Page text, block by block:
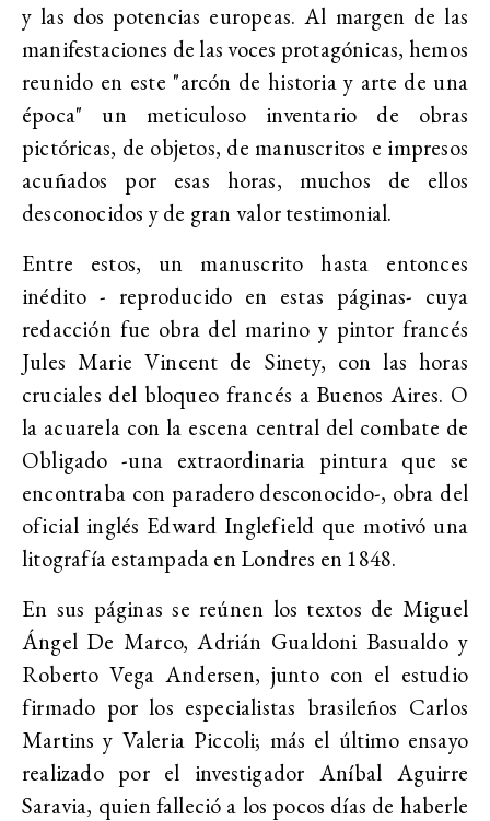
y las dos potencias europeas. Al margen de las
manifestaciones de las voces protagónicas, hemos
reunido en este "arcón de historia y arte de una
época" un meticuloso inventario de obras
pictóricas, de objetos, de manuscritos e impresos
acuñados por esas horas, muchos de ellos
desconocidos y de gran valor testimonial.
Entre estos, un manuscrito hasta entonces
inédito - reproducido en estas páginas- cuya
redacción fue obra del marino y pintor francés
Jules Marie Vincent de Sinety, con las horas
cruciales del bloqueo francés a Buenos Aires. O
la acuarela con la escena central del combate de
Obligado -una extraordinaria pintura que se
encontraba con paradero desconocido-, obra del
oficial inglés Edward Inglefield que motivó una
litografía estampada en Londres en 1848.
En sus páginas se reúnen los textos de Miguel
Ángel De Marco, Adrián Gualdoni Basualdo y
Roberto Vega Andersen, junto con el estudio
firmado por los especialistas brasileños Carlos
Martins y Valeria Piccoli; más el último ensayo
realizado por el investigador Aníbal Aguirre
Saravia, quien falleció a los pocos días de haberle